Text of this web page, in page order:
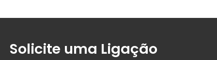
Solicite uma Ligação